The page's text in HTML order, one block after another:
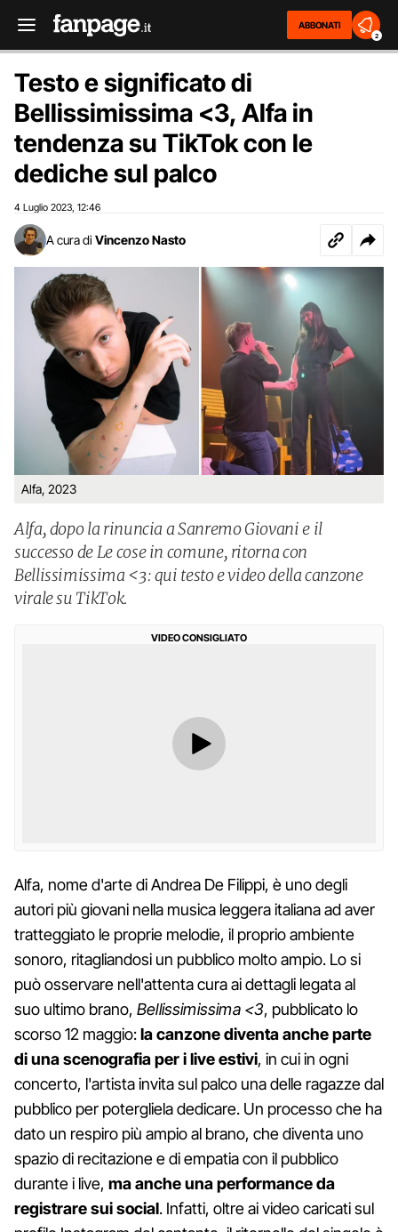
ABBONATI
2
Testo e significato di
Bellissimissima <3, Alfa in
tendenza su TikTok con le
dediche sul palco
4 Luglio 2023 12:46
A cura di Vincenzo Nasto
Alfa, 2023
Alfa, dopo la rinuncia a Sanremo Giovani e il
successo de Le cose in comune, ritorna con
Bellissimissima <3: qui testo e video della canzone
virale su TikTok.
VIDEO CONSIGLIATO
Alfa, nome d'arte di Andrea De Filippi, è uno degli
autori più giovani nella musica leggera italiana ad aver
tratteggiato le proprie melodie, il proprio ambiente
sonoro, ritagliandosi un pubblico molto ampio. Lo si
può osservare nell'attenta cura ai dettagli legata al
suo ultimo brano, Bellissimissima <3, pubblicato lo
scorso 12 maggio:la canzone diventa anche parte
di una scenografia per i live estivi, in cui in ogni
concerto, l'artista invita sul palco una delle ragazze dal
pubblico per potergliela dedicare. Un processo che ha
dato un respiro più ampio al brano, che diventa uno
spazio di recitazione e di empatia con il pubblico
durante i live, ma anche una performance da
registrare sui social. Infatti, oltre ai video caricati sul